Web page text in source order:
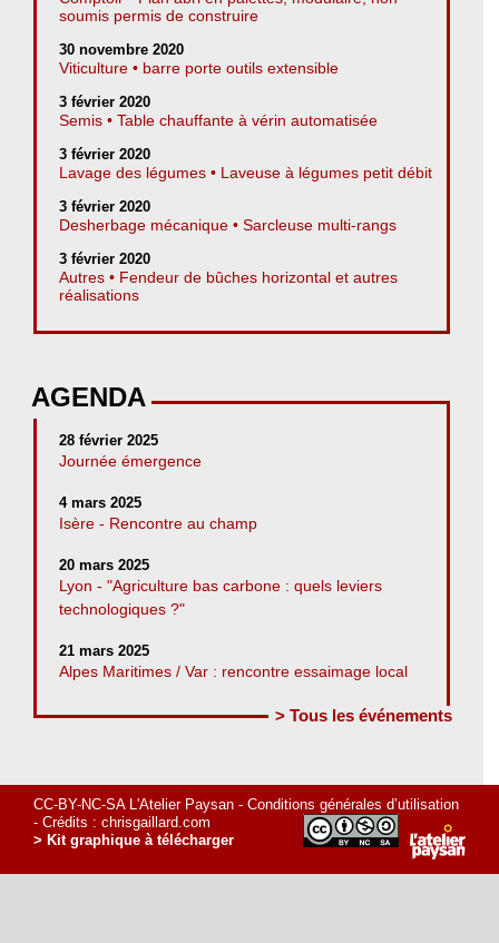
soumis permis de construire
30 novembre 2020
Viticulture • barre porte outils extensible
3 février 2020
Semis • Table chauffante à vérin automatisée
3 février 2020
Lavage des légumes • Laveuse à légumes petit débit
3 février 2020
Desherbage mécanique • Sarcleuse multi-rangs
3 février 2020
Autres • Fendeur de bûches horizontal et autres
réalisations
AGENDA
28 février 2025
Journée émergence
4 mars 2025
Isère - Rencontre au champ
20 mars 2025
Lyon - "Agriculture bas carbone : quels leviers
technologiques ?"
21 mars 2025
Alpes Maritimes / Var : rencontre essaimage local
> Tous les événements
CC-BY-NC-SA L'Atelier Paysan - Conditions générales d’utilisation
- Crédits : chrisgaillard.com
> Kit graphique à télécharger